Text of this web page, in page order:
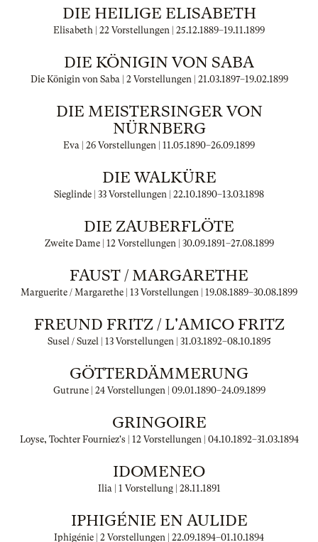
DIE HEILIGE ELISABETH
Elisabeth | 22 Vorstellungen | 25.12.1889–19.11.1899
DIE KÖNIGIN VON SABA
Die Königin von Saba | 2 Vorstellungen | 21.03.1897–19.02.1899
DIE MEISTERSINGER VON
NÜRNBERG
Eva | 26 Vorstellungen | 11.05.1890–26.09.1899
DIE WALKÜRE
Sieglinde | 33 Vorstellungen | 22.10.1890–13.03.1898
DIE ZAUBERFLÖTE
Zweite Dame | 12 Vorstellungen | 30.09.1891–27.08.1899
FAUST / MARGARETHE
Marguerite / Margarethe | 13 Vorstellungen | 19.08.1889–30.08.1899
FREUND FRITZ / L'AMICO FRITZ
Susel / Suzel | 13 Vorstellungen | 31.03.1892–08.10.1895
GÖTTERDÄMMERUNG
Gutrune | 24 Vorstellungen | 09.01.1890–24.09.1899
GRINGOIRE
Loyse, Tochter Fourniez's | 12 Vorstellungen | 04.10.1892–31.03.1894
IDOMENEO
Ilia | 1 Vorstellung | 28.11.1891
IPHIGÉNIE EN AULIDE
Iphigénie | 2 Vorstellungen | 22.09.1894–01.10.1894